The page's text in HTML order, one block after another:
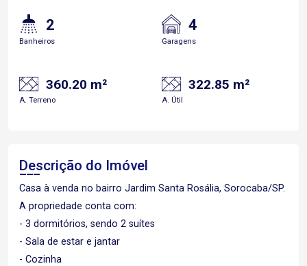
2
Banheiros
4
Garagens
360.20 m²
A. Terreno
322.85 m²
A. Útil
Descrição do Imóvel
Casa à venda no bairro Jardim Santa Rosália, Sorocaba/SP.
A propriedade conta com:
- 3 dormitórios, sendo 2 suítes
- Sala de estar e jantar
- Cozinha